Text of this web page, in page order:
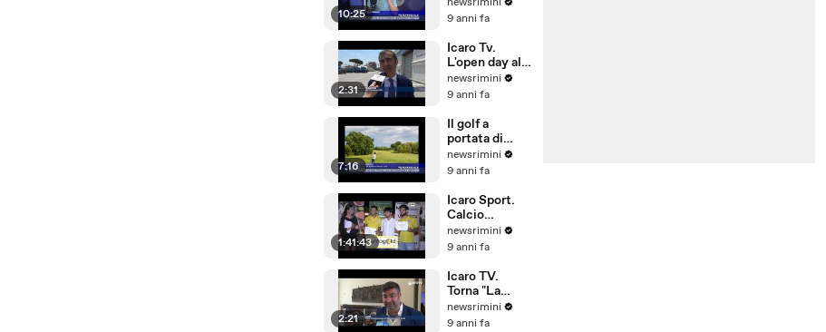
10:25
Siulp:
rischio
9 anni fa
2:31
Icaro Tv.
L'open day alla
Pesaresi Spa
di Rimini
newsrimini
9 anni fa
7:16
Il golf a
portata di
bambino. Il
Summer
Riviera Golf
newsrimini
9 anni fa
1:41:43
Icaro Sport.
Calcio
d'Estate: 1°
Gran Galà
Categoria
newsrimini
9 anni fa
2:21
Icaro TV.
Torna "La
Notte delle
Streghe", dal
newsrimini
9 anni fa